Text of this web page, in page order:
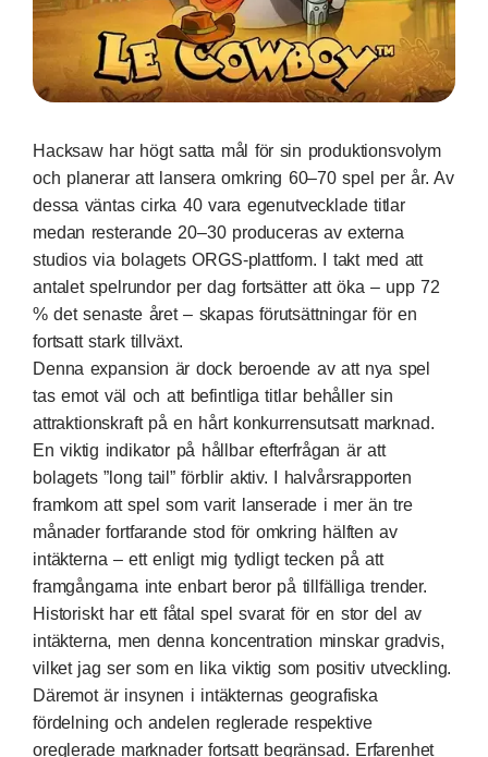
Hacksaw har högt satta mål för sin produktionsvolym
och planerar att lansera omkring 60–70 spel per år. Av
dessa väntas cirka 40 vara egenutvecklade titlar
medan resterande 20–30 produceras av externa
studios via bolagets ORGS-plattform. I takt med att
antalet spelrundor per dag fortsätter att öka – upp 72
% det senaste året – skapas förutsättningar för en
fortsatt stark tillväxt.
Denna expansion är dock beroende av att nya spel
tas emot väl och att befintliga titlar behåller sin
attraktionskraft på en hårt konkurrensutsatt marknad.
En viktig indikator på hållbar efterfrågan är att
bolagets ”long tail” förblir aktiv. I
halvårsrapporten
framkom att spel som varit lanserade i mer än tre
månader fortfarande stod för omkring hälften av
intäkterna – ett enligt mig tydligt tecken på att
framgångarna inte enbart beror på tillfälliga trender.
Historiskt har ett fåtal spel svarat för en stor del av
intäkterna, men denna koncentration minskar gradvis,
vilket jag ser som en lika viktig som positiv utveckling.
Däremot är insynen i intäkternas geografiska
fördelning och andelen reglerade respektive
oreglerade marknader fortsatt begränsad. Erfarenhet